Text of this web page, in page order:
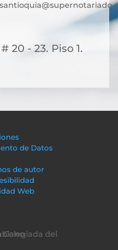
20 - 23. Piso 1.
de Datos
de autor
Web